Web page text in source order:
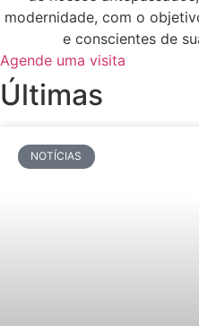
modernidade, com o
e conscientes de
Agende uma visita
Últimas
NOTÍCIAS